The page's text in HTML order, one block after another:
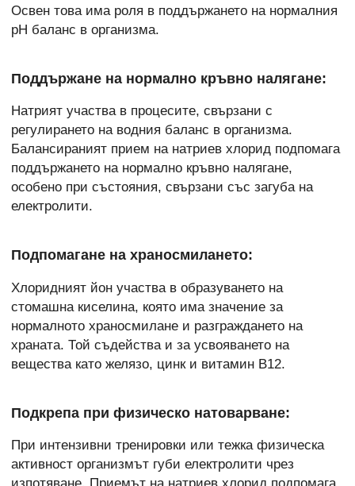
Освен това има роля в поддържането на нормалния
pH баланс в организма.
Поддържане на нормално кръвно налягане:
Натрият участва в процесите, свързани с
регулирането на водния баланс в организма.
Балансираният прием на натриев хлорид подпомага
поддържането на нормално кръвно налягане,
особено при състояния, свързани със загуба на
електролити.
Подпомагане на храносмилането:
Хлоридният йон участва в образуването на
стомашна киселина, която има значение за
нормалното храносмилане и разграждането на
храната. Той съдейства и за усвояването на
вещества като желязо, цинк и витамин B12.
Подкрепа при физическо натоварване:
При интензивни тренировки или тежка физическа
активност организмът губи електролити чрез